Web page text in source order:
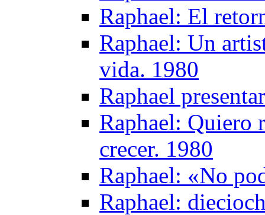
Raphael: El
Raphael: Un
vida. 1980
Raphael
Raphael: Quiero
crecer. 1980
Raphael: «No
Raphael: